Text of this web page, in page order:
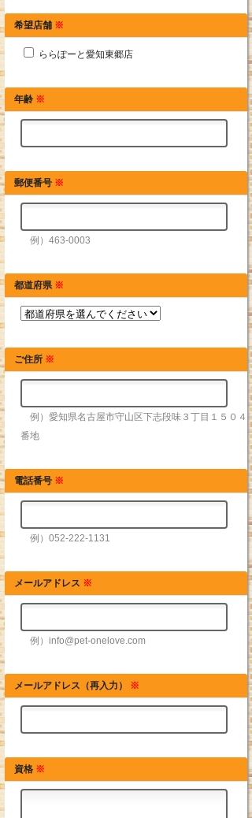
希望店舗 ※
ららぽーと愛知東郷店
年齢 ※
郵便番号 ※
例）463-0003
都道府県 ※
ご住所 ※
例）愛知県名古屋市守山区下志段味３丁目１５０４
番地
電話番号 ※
例）052-222-1131
メールアドレス ※
例）info@pet-onelove.com
メールアドレス（再入力） ※
資格 ※